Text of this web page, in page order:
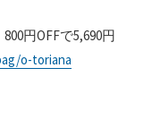
円OFFで5,690円
o-toriana